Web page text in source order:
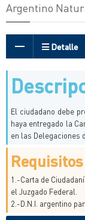
Argentino
Detalle
El ciudadano debe
haya entregado la
en las Delegaciones
Requisitos
1.-Carta de
el Juzgado Federal.
2.-D.N.I. argentino